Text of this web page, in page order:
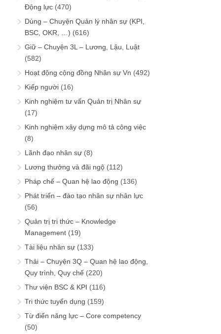
Động lực (470)
Dùng – Chuyện Quản lý nhân sự (KPI,
BSC, OKR, …) (616)
Giữ – Chuyện 3L – Lương, Lậu, Luật
(582)
Hoạt động cộng đồng Nhân sự Vn (492)
Kiếp người (16)
Kinh nghiệm tư vấn Quản trị Nhân sự
(17)
Kinh nghiệm xây dựng mô tả công việc
(8)
Lãnh đạo nhân sự (8)
Lương thưởng và đãi ngộ (112)
Pháp chế – Quan hệ lao động (136)
Phát triển – đào tạo nhân sự nhân lực
(56)
Quản trị tri thức – Knowledge
Management (19)
Tài liệu nhân sự (133)
Thải – Chuyện 3Q – Quan hệ lao động,
Quy trình, Quy chế (220)
Thư viện BSC & KPI (116)
Tri thức tuyển dụng (159)
Từ điển năng lực – Core competency
(50)